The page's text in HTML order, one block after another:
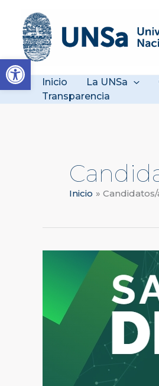
Abrir barra de
contenido
Inicio La UNSa
Transparencia
Inicio
Recomendaciones
Debate
2023”